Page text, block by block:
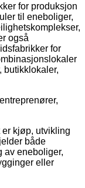
for produksjon
til eneboliger,
også
for
butikklokaler,
kjøp, utvikling
både
av eneboliger,
eller